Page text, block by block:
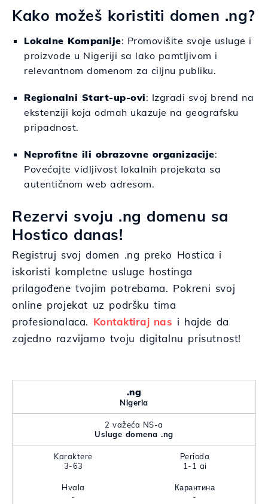
Kako možeš koristiti domen .ng?
Lokalne Kompanije: Promovišite svoje usluge i
proizvode u Nigeriji sa lako pamtljivom i
relevantnom domenom za ciljnu publiku.
Regionalni Start-up-ovi: Izgradi svoj brend na
ekstenziji koja odmah ukazuje na geografsku
pripadnost.
Neprofitne ili obrazovne organizacije:
Povećajte vidljivost lokalnih projekata sa
autentičnom web adresom.
Rezervi svoju .ng domenu sa
Hostico danas!
Registruj svoj domen .ng preko Hostica i
iskoristi kompletne usluge hostinga
prilagođene tvojim potrebama. Pokreni svoj
online projekat uz podršku tima
profesionalaca. Kontaktiraj nas i hajde da
zajedno razvijamo tvoju digitalnu prisutnost!
.ng
Nigeria
2 važeća NS-a
Usluge domena .ng
Karaktere
3-63
Perioda
1-1 ai
Hvala
-
Карантина
-